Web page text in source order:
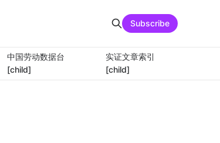
中国劳动数据台
[child]
实证文章索引
[child]
Subscribe